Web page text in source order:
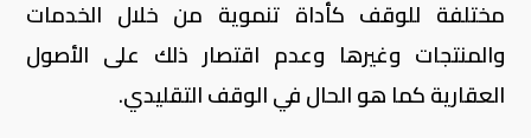
مختلفة للوقف كأداة تنموية من خلال الخدمات
والمنتجات وغيرها وعدم اقتصار ذلك على الأصول
العقارية كما هو الحال في الوقف التقليدي.